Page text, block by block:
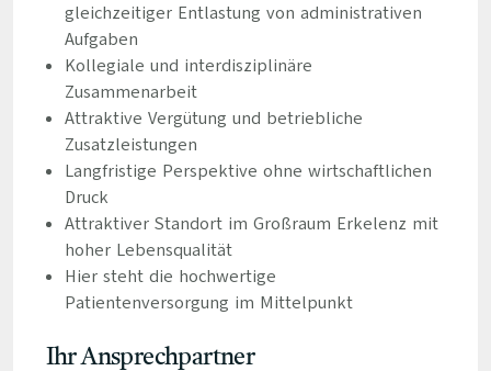
gleichzeitiger Entlastung von administrativen
Aufgaben
Kollegiale und interdisziplinäre
Zusammenarbeit
Attraktive Vergütung und betriebliche
Zusatzleistungen
Langfristige Perspektive ohne wirtschaftlichen
Druck
Attraktiver Standort im Großraum Erkelenz mit
hoher Lebensqualität
Hier steht die hochwertige
Patientenversorgung im Mittelpunkt
Ihr Ansprechpartner